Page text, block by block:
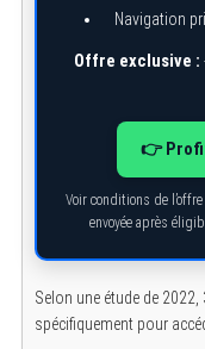
Navigation
Offre exclusive :
👉
Voir conditions de
envoyée après
Selon une étude de
spécifiquement pour